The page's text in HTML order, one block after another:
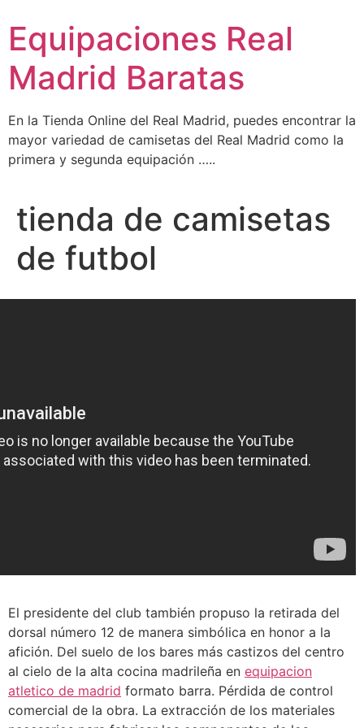
contenido
Equipaciones Real
Madrid Baratas
En la Tienda Online del Real Madrid, puedes encontrar la
mayor variedad de camisetas del Real Madrid como la
primera y segunda equipación …..
tienda de camisetas
de futbol
El presidente del club también propuso la retirada del
dorsal número 12 de manera simbólica en honor a la
afición. Del suelo de los bares más castizos del centro
al cielo de la alta cocina madrileña en equipacion
atletico de madrid formato barra. Pérdida de control
comercial de la obra. La extracción de los materiales